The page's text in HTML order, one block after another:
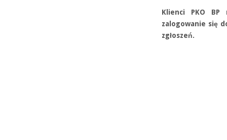
Klienci PKO
zalogowanie się
zgłoszeń.